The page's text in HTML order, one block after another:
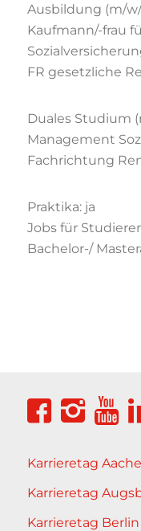
Ausbildung (m/
Kaufmann/-frau
FR gesetzliche
Duales Studium
Management
Fachrichtung
Praktika: ja
Jobs für
Bachelor-/
Karrieretag
Karrieretag
Karrieretag Berlin